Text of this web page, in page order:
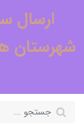
ارسال
شهرستان